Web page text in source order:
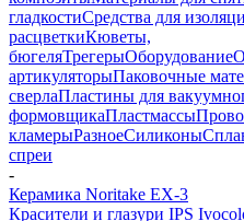
гладкостиСредства для
расцветкиКюветы,
бюгеляТрегерыОборудование
артикуляторыПаковочные
сверлаПластины для
формовщикаПластмассы
кламерыРазноеСиликоны
спреи
-
Керамика Noritake EX-3
Красители и глазури IPS